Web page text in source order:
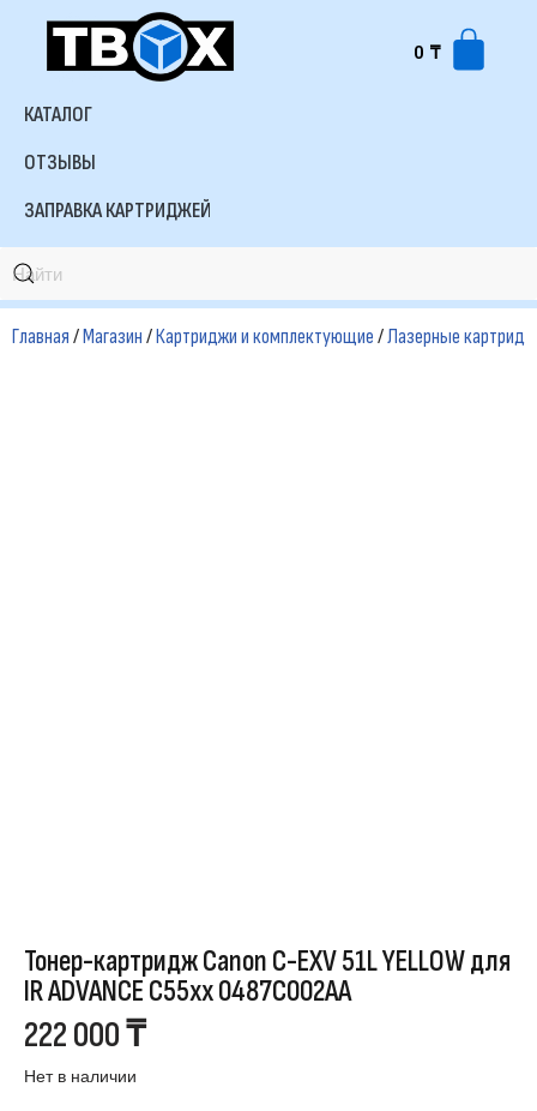
Перейти
содержимому
0 ₸
КАТАЛОГ
ОТЗЫВЫ
ЗАПРАВКА КАРТРИДЖЕЙ
Главная/Магазин/Картриджи и комплектующие/Лазерные
Тонер-картридж Canon C-EXV 51L YELLOW для
IR ADVANCE C55xx 0487C002AA
222 000₸
Нет в наличии